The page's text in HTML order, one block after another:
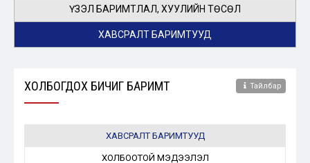
ҮЗЭЛ БАРИМТЛАЛ, ХУУЛИЙН ТӨСӨЛ
ХАВСРАЛТ БАРИМТУУД
ХОЛБОГДОХ БИЧИГ БАРИМТ Тайлбар
ХАВСРАЛТ БАРИМТУУД
ХОЛБООТОЙ МЭДЭЭЛЭЛ